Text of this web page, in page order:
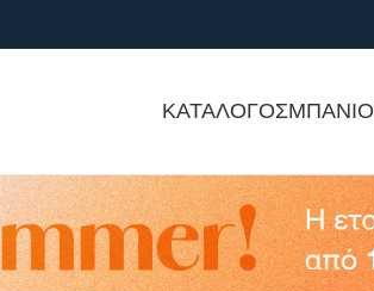
ΚΑΤΑΛΟΓΟΣΜΠΑΝΙΟ